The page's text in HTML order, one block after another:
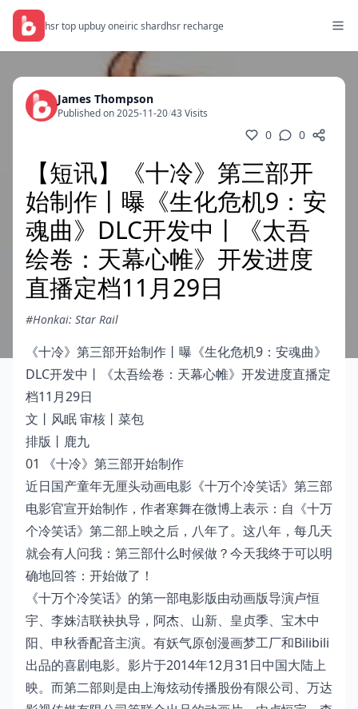
hsr top upbuy oneiric shardhsr recharge
James Thompson
Published on 2025-11-20/43 Visits
0 0
【短讯】《十冷》第三部开
始制作丨曝《生化危机9：安
魂曲》DLC开发中丨《太吾
绘卷：天幕心帷》开发进度
直播定档11月29日
#Honkai: Star Rail
《十冷》第三部开始制作丨曝《生化危机9：安魂曲》
DLC开发中丨《太吾绘卷：天幕心帷》开发进度直播定
档11月29日
文丨风眠 审核丨菜包
排版丨鹿九
01 《十冷》第三部开始制作
近日国产童年无厘头动画电影《十万个冷笑话》第三部
电影官宣开始制作，作者寒舞在微博上表示：自《十万
个冷笑话》第二部上映之后，八年了。这八年，每几天
就会有人问我：第三部什么时候做？今天我终于可以明
确地回答：开始做了！
《十万个冷笑话》的第一部电影版由动画版导演卢恒
宇、李姝洁联袂执导，阿杰、山新、皇贞季、宝木中
阳、申秋香配音主演。有妖气原创漫画梦工厂和Bilibili
出品的喜剧电影。影片于2014年12月31日中国大陆上
映。而第二部则是由上海炫动传播股份有限公司、万达